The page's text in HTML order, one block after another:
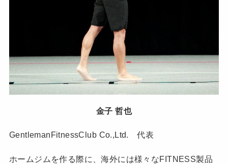
金子 哲也
GentlemanFitnessClub Co.,Ltd. 代表
ホームジムを作る際に、海外には様々なFITNESS製品